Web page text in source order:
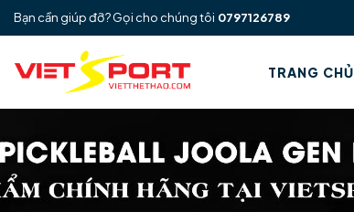
Bạn cần giúp đỡ? Gọi cho chúng tôi 0797126789
TRANG CHỦ